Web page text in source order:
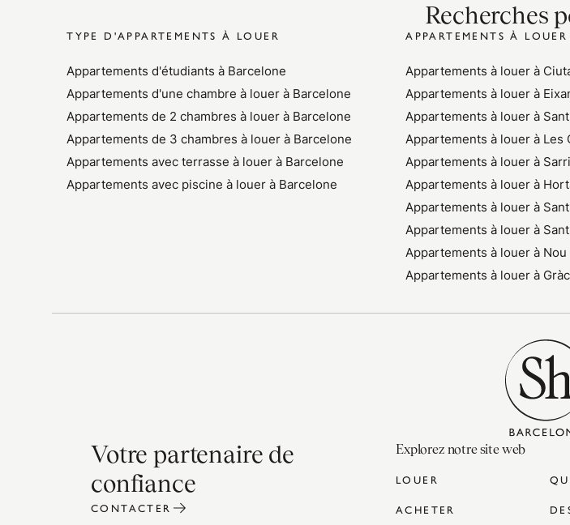
Recherches
TYPE D'APPARTEMENTS À LOUER
Appartements d'étudiants à Barcelone
Appartements d'une chambre à louer à Barcelone
Appartements de 2 chambres à louer à Barcelone
Appartements de 3 chambres à louer à Barcelone
Appartements avec terrasse à louer à Barcelone
Appartements avec piscine à louer à Barcelone
APPARTEMENTS À
Appartements à louer à
Appartements à louer à
Appartements à louer à
Appartements à louer à Les
Appartements à louer à
Appartements à louer à
Appartements à louer à
Appartements à louer à
Appartements à louer à Nou
Appartements à louer à
Votre partenaire de
confiance
CONTACTER
Explorez notre site web
LOUER
ACHETER